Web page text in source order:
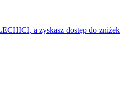
a zyskasz dostęp do zniżek